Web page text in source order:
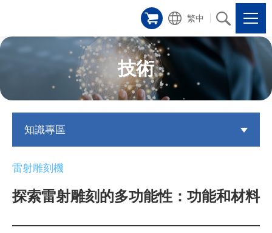
繁中
技術
知識專區
雷射雕刻機
探索雷射雕刻的多功能性：功能和材料